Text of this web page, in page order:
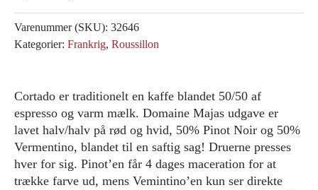
Varenummer (SKU): 32646
Kategorier: Frankrig, Roussillon
Cortado er traditionelt en kaffe blandet 50/50 af
espresso og varm mælk. Domaine Majas udgave er
lavet halv/halv på rød og hvid, 50% Pinot Noir og 50%
Vermentino, blandet til en saftig sag! Druerne presses
hver for sig. Pinot’en får 4 dages maceration for at
trække farve ud, mens Vemintino’en kun ser direkte